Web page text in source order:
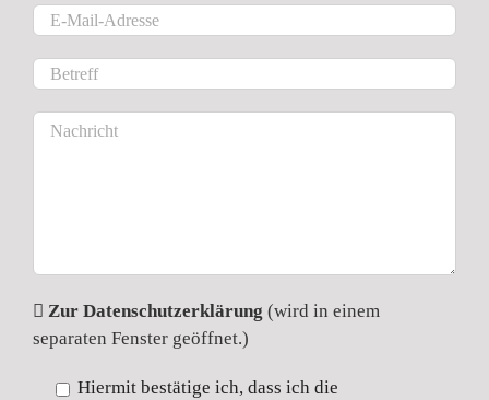
Zur Datenschutzerklärung (wird in einem
separaten Fenster geöffnet.)
Hiermit bestätige ich, dass ich die